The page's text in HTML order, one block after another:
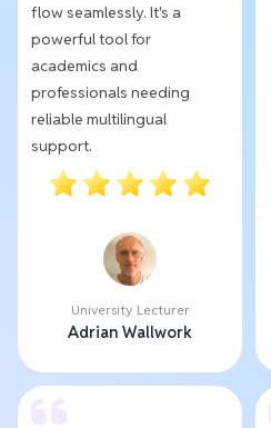
flow seamlessly. It's a
powerful tool for
academics and
professionals needing
reliable multilingual
support.
University Lecturer
Adrian Wallwork